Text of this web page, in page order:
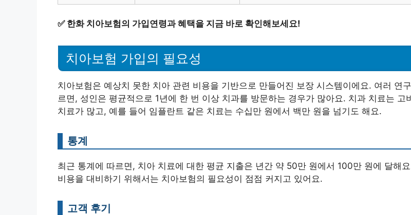
✅ 한화 치아보험의 가입연령과 혜택을 지금 바로 확인해보세요!
치아보험 가입의 필요성
치아보험은 예상치 못한 치아 관련 비용을 기반으로 만들어진 보장 시스템이에요. 여러 연
르면, 성인은 평균적으로 1년에 한 번 이상 치과를 방문하는 경우가 많아요. 치과 치료는 고
치료가 많고, 예를 들어 임플란트 같은 치료는 수십만 원에서 백만 원을 넘기도 해요.
통계
최근 통계에 따르면, 치아 치료에 대한 평균 지출은 년간 약 50만 원에서 100만 원에 달해
비용을 대비하기 위해서는 치아보험의 필요성이 점점 커지고 있어요.
고객 후기